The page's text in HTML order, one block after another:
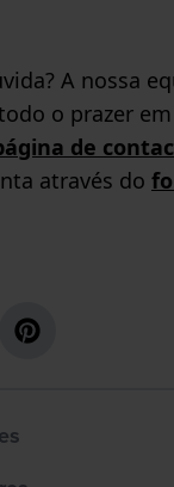
A nossa
o prazer
de
através do